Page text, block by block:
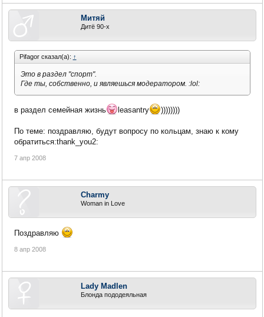
Митяй
Дитё 90-х
Pifagor сказал(а): ↑
Это в раздел "спорт".
Где ты, собственно, и являешься модератором. :lol:
в раздел семейная жизнь leasantry ))))))))
По теме: поздравляю, будут вопросу по кольцам, знаю к кому
обратиться:thank_you2:
7 апр 2008
Charmy
Woman in Love
Поздравляю
8 апр 2008
Lady Madlen
Блонда пододеяльная